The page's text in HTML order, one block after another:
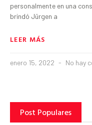
personalmente en una
brindó Jürgen a
LEER MÁS
enero 15, 2022 No hay
Post Populares